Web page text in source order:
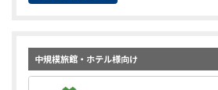
中規模旅館・ホテル様向け